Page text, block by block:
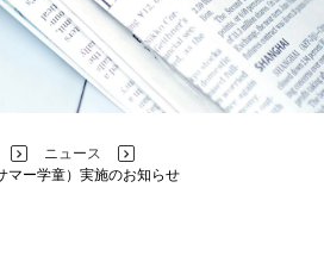
>ニュース
マー学童）実施のお知らせ